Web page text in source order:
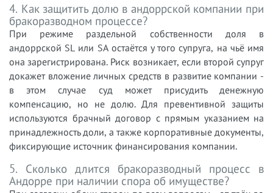
4. Как защитить долю в андоррской компании при
бракоразводном процессе?
При режиме раздельной собственности доля в
андоррской SL или SA остаётся у того супруга, на чьё имя
она зарегистрирована. Риск возникает, если второй супруг
докажет вложение личных средств в развитие компании -
в этом случае суд может присудить денежную
компенсацию, но не долю. Для превентивной защиты
используются брачный договор с прямым указанием на
принадлежность доли, а также корпоративные документы,
фиксирующие источник финансирования компании.
5. Сколько длится бракоразводный процесс в
Андорре при наличии спора об имуществе?